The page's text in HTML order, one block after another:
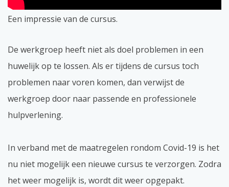
Een impressie van de cursus.
De werkgroep heeft niet als doel problemen in een
huwelijk op te lossen. Als er tijdens de cursus toch
problemen naar voren komen, dan verwijst de
werkgroep door naar passende en professionele
hulpverlening.
In verband met de maatregelen rondom Covid-19 is het
nu niet mogelijk een nieuwe cursus te verzorgen. Zodra
het weer mogelijk is, wordt dit weer opgepakt.